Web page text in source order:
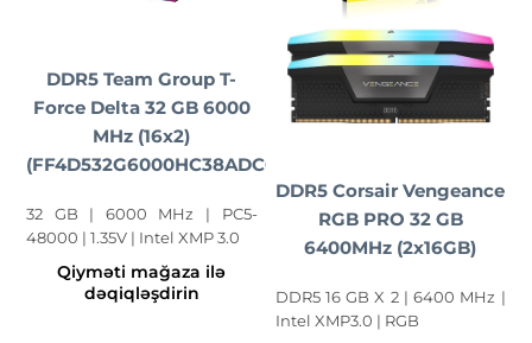
DDR5 Team Group T-
Force Delta 32 GB 6000
MHz (16x2)
(FF4D532G6000HC38ADC01)
32 GB | 6000 MHz | PC5-
48000 | 1.35V | Intel XMP 3.0
Qiyməti mağaza ilə
dəqiqləşdirin
DDR5 Corsair Vengeance
RGB PRO 32 GB
6400MHz (2x16GB)
DDR5 16 GB X 2 | 6400 MHz |
Intel XMP3.0 | RGB